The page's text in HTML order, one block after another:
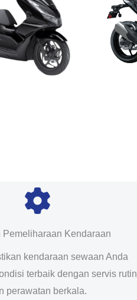
Pemeliharaan Kendaraan
kendaraan sewaan Anda
terbaik dengan servis rutin
perawatan berkala.